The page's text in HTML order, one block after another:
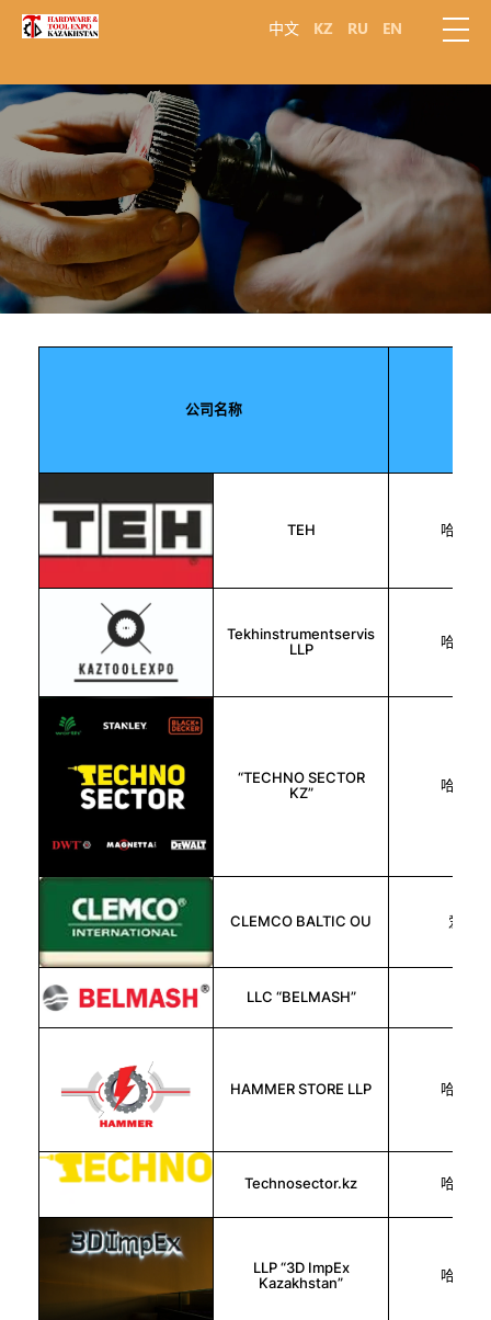
中文 KZ RU EN
公司名称
ТЕН 哈萨克
Tekhinstrumentservis
LLP
哈萨克
“TECHNO SECTOR
KZ”
哈萨克
CLEMCO BALTIC OU 爱沙
LLC “BELMASH”
HAMMER STORE LLP 哈萨克
Technosector.kz 哈萨克
LLP “3D ImpEx
Kazakhstan”
哈萨克